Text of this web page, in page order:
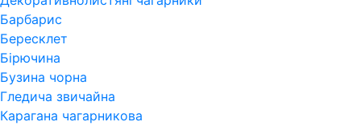
Барбарис
Бересклет
Бірючина
Бузина чорна
Гледича звичайна
Карагана чагарникова